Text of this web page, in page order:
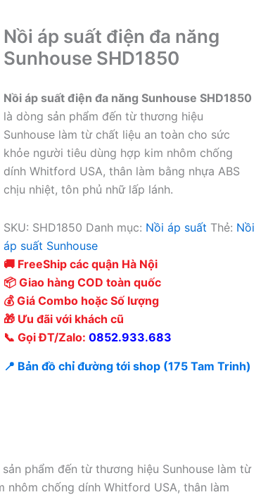
Nồi áp suất điện đa năng
Sunhouse SHD1850
Nồi áp suất điện đa năng Sunhouse SHD1850
là dòng sản phẩm đến từ thương hiệu
Sunhouse làm từ chất liệu an toàn cho sức
khỏe người tiêu dùng hợp kim nhôm chống
dính Whitford USA, thân làm bằng nhựa ABS
chịu nhiệt, tôn phủ nhữ lấp lánh.
SKU: SHD1850 Danh mục: Nồi áp suất Thẻ: Nồi
áp suất Sunhouse
🚚 FreeShip các quận Hà Nội
📦 Giao hàng COD toàn quốc
💰 Giá Combo hoặc Số lượng
🎁 Ưu đãi với khách cũ
📞 Gọi ĐT/Zalo: 0852.933.683
📍 Bản đồ chỉ đường tới shop (175 Tam Trinh)
phẩm đến từ thương hiệu Sunhouse làm từ
chống dính Whitford USA, thân làm